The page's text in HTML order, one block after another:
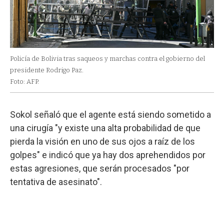
Policía de Bolivia tras saqueos y marchas contra el gobierno del
presidente Rodrigo Paz.
Foto: AFP.
Sokol señaló que el agente está siendo sometido a
una cirugía "y existe una alta probabilidad de que
pierda la visión en uno de sus ojos a raíz de los
golpes" e indicó que ya hay dos aprehendidos por
estas agresiones, que serán procesados "por
tentativa de asesinato".